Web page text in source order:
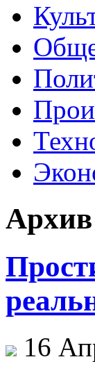
Архив
16